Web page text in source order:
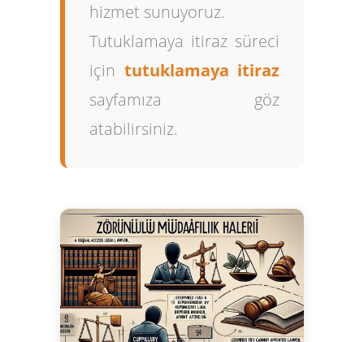
hizmet sunuyoruz.
Tutuklamaya itiraz süreci
için tutuklamaya itiraz
sayfamıza göz
atabilirsiniz.